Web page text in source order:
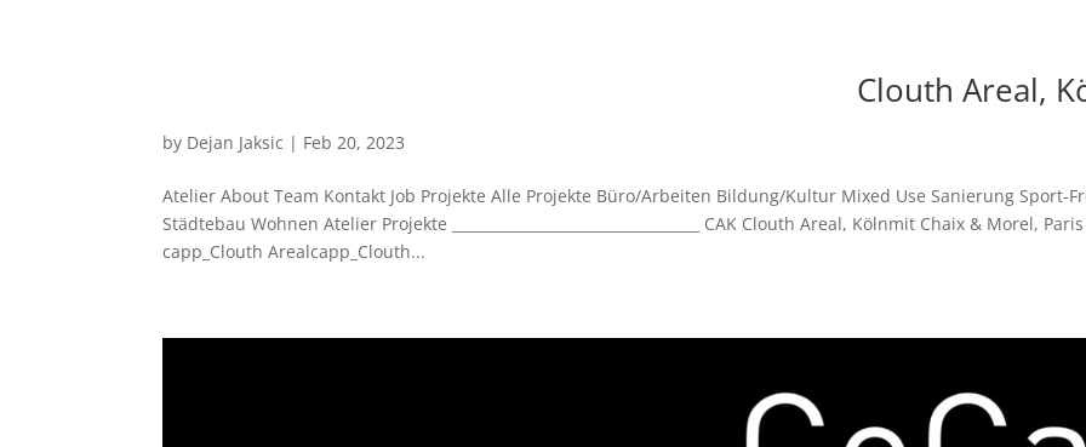
Clouth Areal,
by Dejan Jaksic | Feb 20, 2023
Atelier About Team Kontakt Job Projekte Alle Projekte Büro/Arbeiten Bildung/Kultur Mixed Use Sanierung Sport-
Städtebau Wohnen Atelier Projekte __________________________________ CAK Clouth Areal, Kölnmit Chaix & Morel, Paris
capp_Clouth Arealcapp_Clouth...